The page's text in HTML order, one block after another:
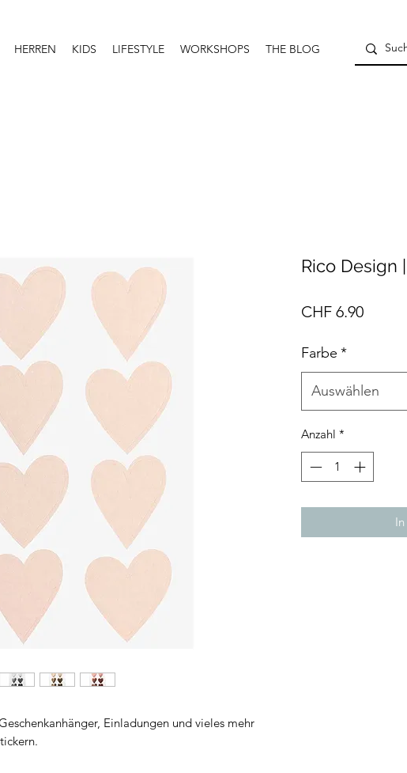
HERREN KIDS LIFESTYLE WORKSHOPS THE BLOG
Einladungen und vieles mehr
Rico Design
CHF 6.90Preis
Farbe *
Auswählen
Anzahl *